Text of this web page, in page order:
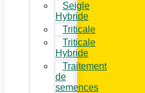
Seigle
Hybride
Triticale
Triticale
Hybride
Traitement
de
semences